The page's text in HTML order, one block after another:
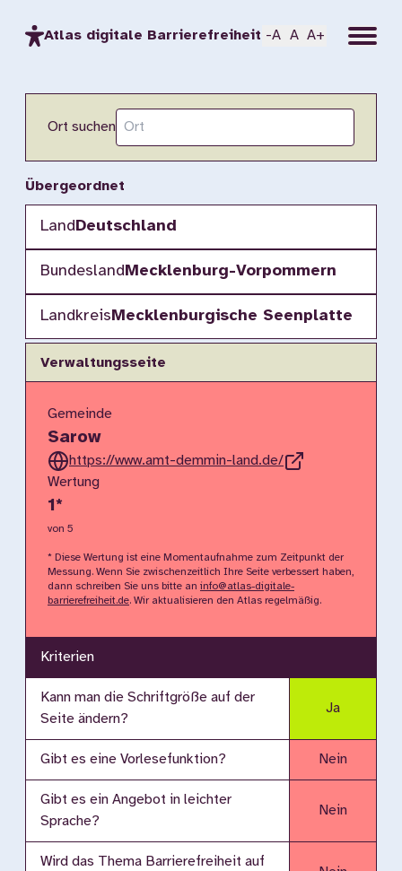
Atlas digitale Barrierefreiheit -A A A+ Menu
Ort suchen
Übergeordnet
LandDeutschland
BundeslandMecklenburg-Vorpommern
LandkreisMecklenburgische Seenplatte
Verwaltungsseite
Gemeinde
Sarow
https://www.amt-demmin-land.de/
Wertung
1*
von 5
* Diese Wertung ist eine Momentaufnahme zum Zeitpunkt der
Messung. Wenn Sie zwischenzeitlich Ihre Seite verbessert haben,
dann schreiben Sie uns bitte an info@atlas-digitale-
barrierefreiheit.de. Wir aktualisieren den Atlas regelmäßig.
Kriterien
Kann man die Schriftgröße auf der
Seite ändern?
Ja
Gibt es eine Vorlesefunktion? Nein
Gibt es ein Angebot in leichter
Sprache?
Nein
Wird das Thema Barrierefreiheit auf